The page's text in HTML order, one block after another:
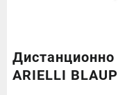
Дистанционно
ARIELLI